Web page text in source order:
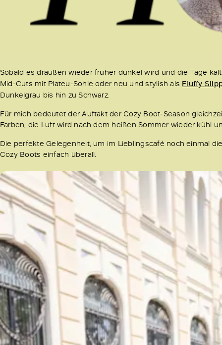
Sobald es draußen wieder früher dunkel wird und die Tage
Mid-Cuts mit Plateu-Sohle oder neu und stylish als Fluffy
Dunkelgrau bis hin zu Schwarz.
Für mich bedeutet der Auftakt der Cozy Boot-Season
Farben, die Luft wird nach dem heißen Sommer wieder kühl
Die perfekte Gelegenheit, um im Lieblingscafé noch einmal
Cozy Boots einfach überall.